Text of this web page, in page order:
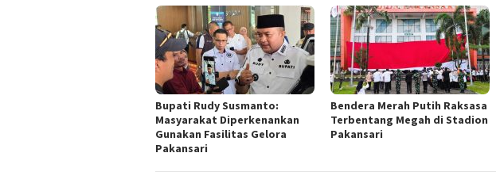
Bupati Rudy Susmanto:
Masyarakat Diperkenankan
Gunakan Fasilitas Gelora
Pakansari
Bendera Merah Putih Raksasa
Terbentang Megah di Stadion
Pakansari